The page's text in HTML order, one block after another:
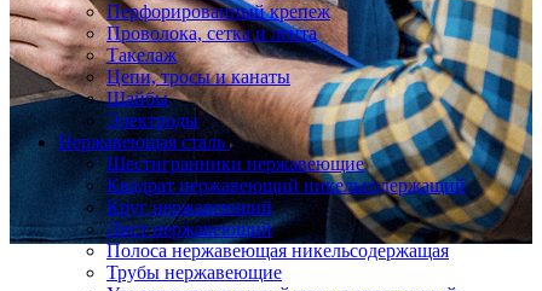
Перфорированный крепеж
Проволока, сетка и лента
Такелаж
Цепи, тросы и канаты
Шайбы
Электроды
Нержавеющая сталь
Шестигранники нержавеющие
Квадрат нержавеющий никельсодержащий
Круг нержавеющий
Лист нержавеющий
Полоса нержавеющая никельсодержащая
Трубы нержавеющие